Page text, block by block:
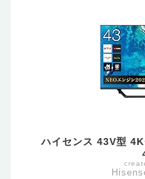
ハイセンス 43V型